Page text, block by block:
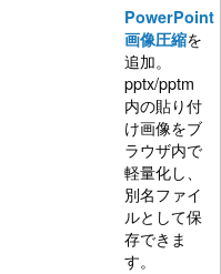
PowerPoint
画像圧縮を
追加。
pptx/pptm
内の貼り付
け画像をブ
ラウザ内で
軽量化し、
別名ファイ
ルとして保
存できま
す。